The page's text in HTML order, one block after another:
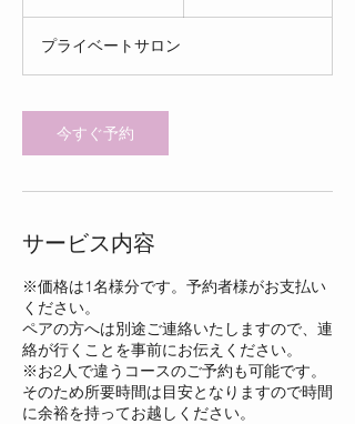
3
0
プライベートサロン
今すぐ予約
サービス内容
※価格は1名様分です。予約者様がお支払い
ください。
ペアの方へは別途ご連絡いたしますので、連
絡が行くことを事前にお伝えください。
※お2人で違うコースのご予約も可能です。
そのため所要時間は目安となりますので時間
に余裕を持ってお越しください。